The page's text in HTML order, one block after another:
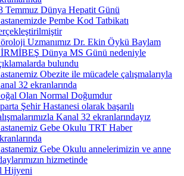
Temmuz Dünya Hepatit Günü
Pembe Kod Tatbikatı
Uzmanımız Dr. Ekin Öykü Baylam
Dünya MS Günü nedeniyle
bulundu
Obezite ile mücadele çalışmalarıyla
32 ekranlarında
Olan Normal Doğumdur
Şehir Hastanesi olarak başarılı
Kanal 32 ekranlarındayız
Gebe Okulu TRT Haber
Gebe Okulu annelerimizin ve anne
hizmetinde
Hijyeni